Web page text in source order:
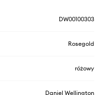
DW00100303
Rosegold
różowy
Daniel Wellington